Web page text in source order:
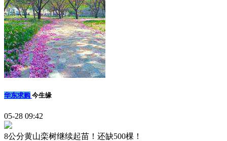
华东求购 今生缘
05-28 09:42
8公分黄山栾树继续起苗！还缺500棵！